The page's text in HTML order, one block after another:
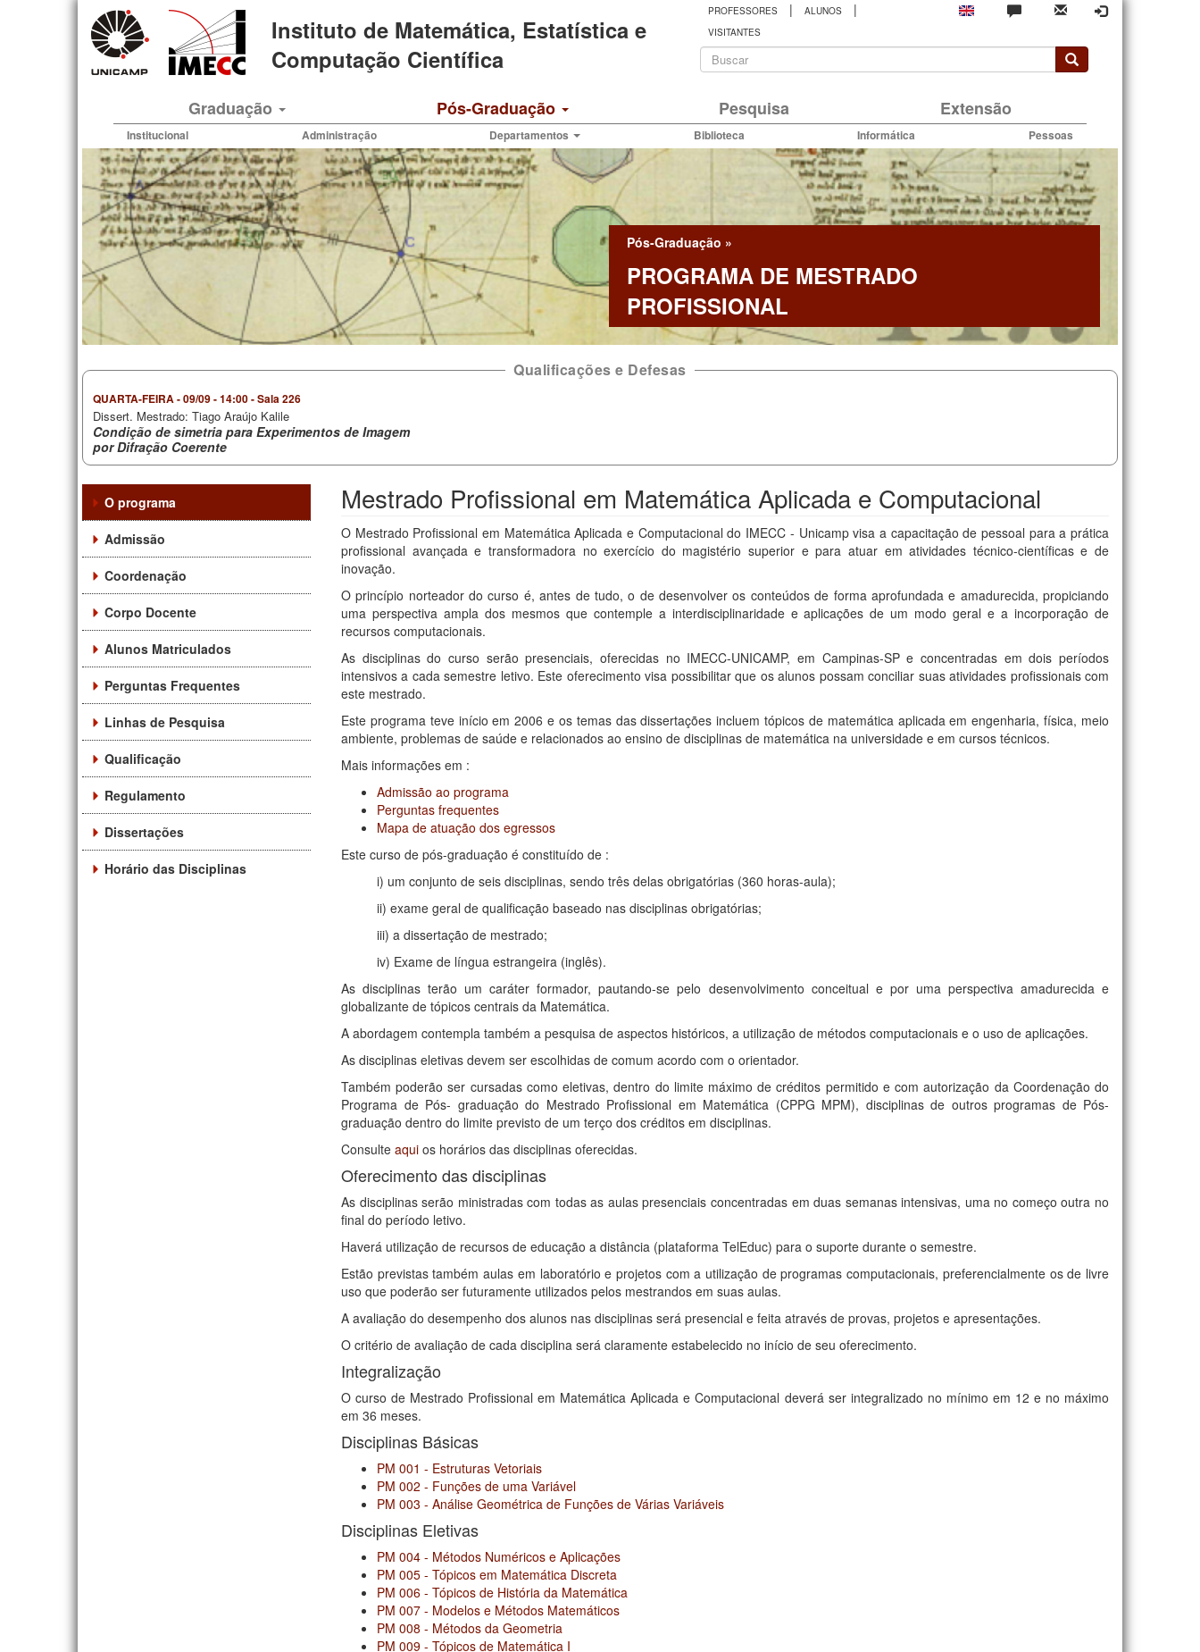
Instituto de Matemática, Estatística e
Computação Científica
PROFESSORES | ALUNOS |
VISITANTES
Formulário
busca
Graduação Pós-Graduação Pesquisa Extensão
Institucional Administração Departamentos Biblioteca Informática Pessoas
Pós-Graduação »
PROGRAMA DE MESTRADO
PROFISSIONAL
Qualificações e Defesas
QUARTA-FEIRA-09/09 - 14:00-Sala 226
Dissert. Mestrado: Tiago Araújo Kalile
Condição de simetria para Experimentos de Imagem
por Difração Coerente
O programa
Admissão
Coordenação
Corpo Docente
Alunos Matriculados
Perguntas Frequentes
Linhas de Pesquisa
Qualificação
Regulamento
Dissertações
Horário das Disciplinas
Mestrado Profissional em Matemática Aplicada e Computacional
O Mestrado Profissional em Matemática Aplicada e Computacional do IMECC - Unicamp visa a capacitação de pessoal para a prática
profissional avançada e transformadora no exercício do magistério superior e para atuar em atividades técnico-científicas e de
inovação.
O princípio norteador do curso é, antes de tudo, o de desenvolver os conteúdos de forma aprofundada e amadurecida, propiciando
uma perspectiva ampla dos mesmos que contemple a interdisciplinaridade e aplicações de um modo geral e a incorporação de
recursos computacionais.
As disciplinas do curso serão presenciais, oferecidas no IMECC-UNICAMP, em Campinas-SP e concentradas em dois períodos
intensivos a cada semestre letivo. Este oferecimento visa possibilitar que os alunos possam conciliar suas atividades profissionais com
este mestrado.
Este programa teve início em 2006 e os temas das dissertações incluem tópicos de matemática aplicada em engenharia, física, meio
ambiente, problemas de saúde e relacionados ao ensino de disciplinas de matemática na universidade e em cursos técnicos.
Mais informações em :
Admissão ao programa
Perguntas frequentes
Mapa de atuação dos egressos
Este curso de pós-graduação é constituído de :
i) um conjunto de seis disciplinas, sendo três delas obrigatórias (360 horas-aula);
ii) exame geral de qualificação baseado nas disciplinas obrigatórias;
iii) a dissertação de mestrado;
iv) Exame de língua estrangeira (inglês).
As disciplinas terão um caráter formador, pautando-se pelo desenvolvimento conceitual e por uma perspectiva amadurecida e
globalizante de tópicos centrais da Matemática.
A abordagem contempla também a pesquisa de aspectos históricos, a utilização de métodos computacionais e o uso de aplicações.
As disciplinas eletivas devem ser escolhidas de comum acordo com o orientador.
Também poderão ser cursadas como eletivas, dentro do limite máximo de créditos permitido e com autorização da Coordenação do
Programa de Pós- graduação do Mestrado Profissional em Matemática (CPPG MPM), disciplinas de outros programas de Pós-
graduação dentro do limite previsto de um terço dos créditos em disciplinas.
Consulte aqui os horários das disciplinas oferecidas.
Oferecimento das disciplinas
As disciplinas serão ministradas com todas as aulas presenciais concentradas em duas semanas intensivas, uma no começo outra no
final do período letivo.
Haverá utilização de recursos de educação a distância (plataforma TelEduc) para o suporte durante o semestre.
Estão previstas também aulas em laboratório e projetos com a utilização de programas computacionais, preferencialmente os de livre
uso que poderão ser futuramente utilizados pelos mestrandos em suas aulas.
A avaliação do desempenho dos alunos nas disciplinas será presencial e feita através de provas, projetos e apresentações.
O critério de avaliação de cada disciplina será claramente estabelecido no início de seu oferecimento.
Integralização
O curso de Mestrado Profissional em Matemática Aplicada e Computacional deverá ser integralizado no mínimo em 12 e no máximo
em 36 meses.
Disciplinas Básicas
PM 001 - Estruturas Vetoriais
PM 002 - Funções de uma Variável
PM 003 - Análise Geométrica de Funções de Várias Variáveis
Disciplinas Eletivas
PM 004 - Métodos Numéricos e Aplicações
PM 005 - Tópicos em Matemática Discreta
PM 006 - Tópicos de História da Matemática
PM 007 - Modelos e Métodos Matemáticos
PM 008 - Métodos da Geometria
PM 009 - Tópicos de Matemática I